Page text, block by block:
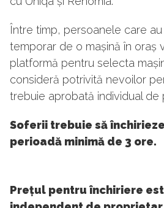
Între timp, persoanele care
temporar de o mașină în oraș
platformă pentru selecta
consideră potrivită nevoilor
trebuie aprobată individual de
Soferii trebuie să
perioadă minimă de 3 ore.
Prețul pentru închiriere